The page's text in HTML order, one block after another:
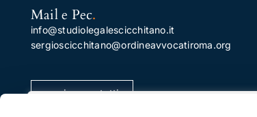
Mail e Pec.
info@studiolegalescicchitano.it
sergioscicchitano@ordineavvocatiroma.org
pagina contatti